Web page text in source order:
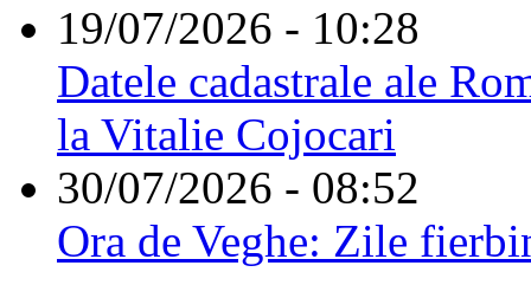
19/07/2026 - 10:28
Datele cadastrale ale
la Vitalie Cojocari
30/07/2026 - 08:52
Ora de Veghe: Zile